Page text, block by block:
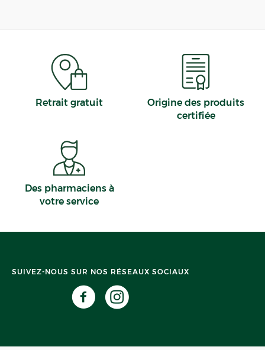
Retrait gratuit
Origine des produits
certifiée
Des pharmaciens à
votre service
SUIVEZ-NOUS SUR NOS RÉSEAUX SOCIAUX